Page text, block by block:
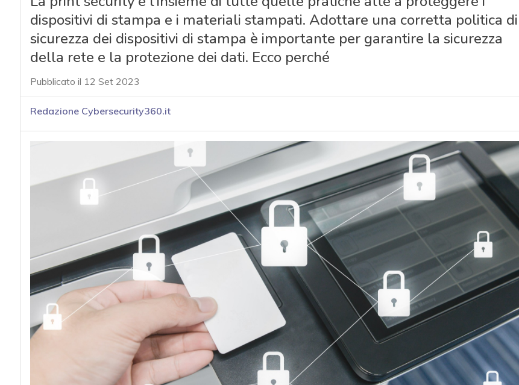
dispositivi di stampa e i materiali stampati. Adottare una corretta politica di
sicurezza dei dispositivi di stampa è importante per garantire la sicurezza
della rete e la protezione dei dati. Ecco perché
Pubblicato il 12 Set 2023
Redazione Cybersecurity360.it
Applicazioni